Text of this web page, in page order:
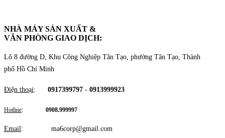
NHÀ MÁY SẢN XUẤT &
VĂN PHÒNG GIAO DỊCH:
Lô 8 đường D, Khu Công Nghiệp Tân Tạo, phường Tân Tạo, Thành
phố Hồ Chí Minh
Điện thoại: 0917399797 - 0913999923
Hotline: 0908.999997
Email: ma6corp@gmail.com